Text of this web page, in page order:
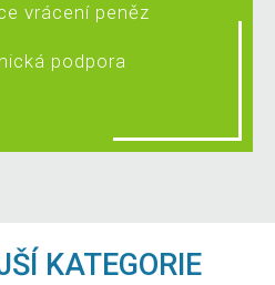
vrácení peněz
podpora
KATEGORIE